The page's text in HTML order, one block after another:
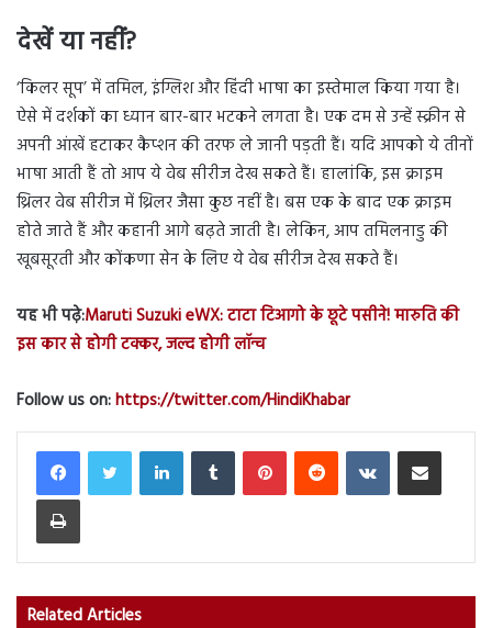
देखें या नहीं?
‘किलर सूप’ में तमिल, इंग्लिश और हिंदी भाषा का इस्तेमाल किया गया है।
ऐसे में दर्शकों का ध्यान बार-बार भटकने लगता है। एक दम से उन्हें स्क्रीन से
अपनी आंखें हटाकर कैप्शन की तरफ ले जानी पड़ती हैं। यदि आपको ये तीनों
भाषा आती हैं तो आप ये वेब सीरीज देख सकते हैं। हालांकि, इस क्राइम
थ्रिलर वेब सीरीज में थ्रिलर जैसा कुछ नहीं है। बस एक के बाद एक क्राइम
होते जाते हैं और कहानी आगे बढ़ते जाती है। लेकिन, आप तमिलनाडु की
खूबसूरती और कोंकणा सेन के लिए ये वेब सीरीज देख सकते हैं।
यह भी पढ़े:Maruti Suzuki eWX: टाटा टिआगो के छूटे पसीने! मारुति की
इस कार से होगी टक्कर, जल्द होगी लॉन्च
Follow us on:https://twitter.com/HindiKhabar
LinkedInTumblr PinterestReddit VKontakteShare via Email
Print
Related Articles